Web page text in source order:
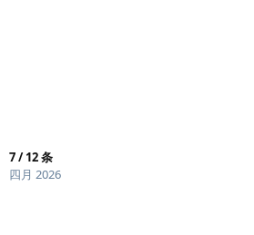
7/12条
四月 2026